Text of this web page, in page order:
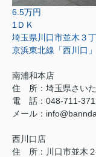
6.5万円
1ＤＫ
埼玉県川口市並木３
京浜東北線「西川口
南浦和本店
住 所： 埼玉県さい
電 話：048-711-
メール：
西川口店
住 所： 川口市並木